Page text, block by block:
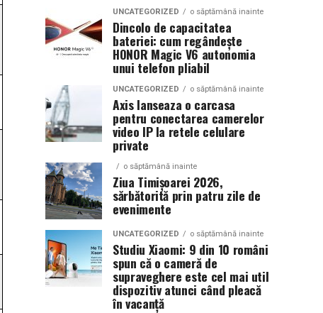
UNCATEGORIZED o săptămână inainte
Dincolo de capacitatea
bateriei: cum regândește
HONOR Magic V6 autonomia
unui telefon pliabil
UNCATEGORIZED o săptămână inainte
Axis lanseaza o carcasa
pentru conectarea camerelor
video IP la retele celulare
private
o săptămână inainte
Ziua Timișoarei 2026,
sărbătorită prin patru zile de
evenimente
UNCATEGORIZED o săptămână inainte
Studiu Xiaomi: 9 din 10 români
spun că o cameră de
supraveghere este cel mai util
dispozitiv atunci când pleacă
în vacanță